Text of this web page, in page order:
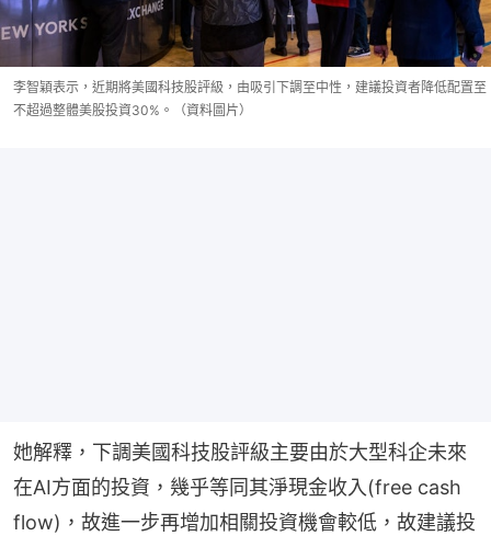
李智穎表示，近期將美國科技股評級，由吸引下調至中性，建議投資者降低配置至
不超過整體美股投資30%。（資料圖片）
她解釋，下調美國科技股評級主要由於大型科企未來
在AI方面的投資，幾乎等同其淨現金收入(free cash
flow)，故進一步再增加相關投資機會較低，故建議投